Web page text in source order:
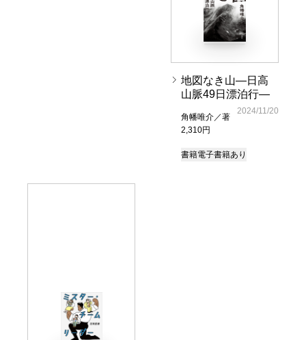
地図なき山―日高
山脈49日漂泊行―
角幡唯介／著
2,310円
2024/11/20
書籍電子書籍あり